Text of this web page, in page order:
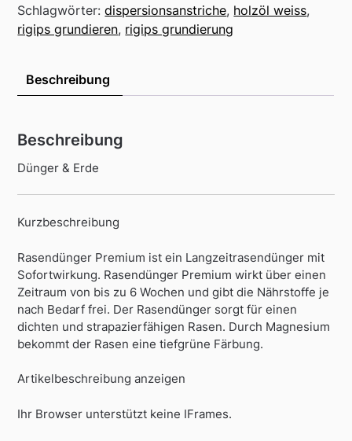
Schlagwörter:dispersionsanstriche, holzöl weiss,
rigips grundieren, rigips grundierung
Beschreibung
Beschreibung
Dünger & Erde
Kurzbeschreibung
Rasendünger Premium ist ein Langzeitrasendünger mit
Sofortwirkung. Rasendünger Premium wirkt über einen
Zeitraum von bis zu 6 Wochen und gibt die Nährstoffe je
nach Bedarf frei. Der Rasendünger sorgt für einen
dichten und strapazierfähigen Rasen. Durch Magnesium
bekommt der Rasen eine tiefgrüne Färbung.
Artikelbeschreibung anzeigen
Ihr Browser unterstützt keine IFrames.